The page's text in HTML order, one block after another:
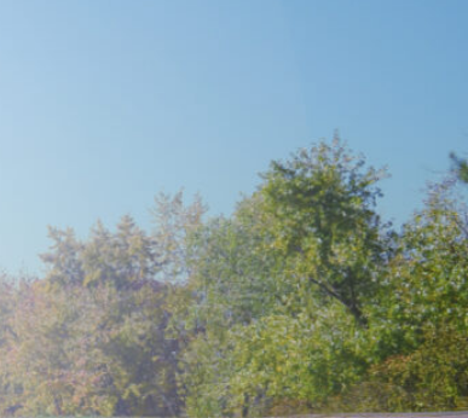
even apply custom CSS to this text in the